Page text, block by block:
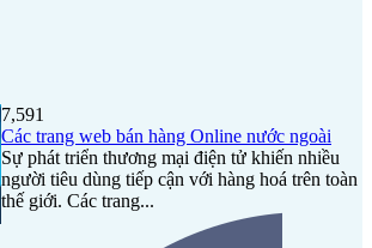
7,591
Các trang web bán hàng Online nước ngoài
Sự phát triển thương mại điện tử khiến nhiều
người tiêu dùng tiếp cận với hàng hoá trên toàn
thế giới. Các trang...